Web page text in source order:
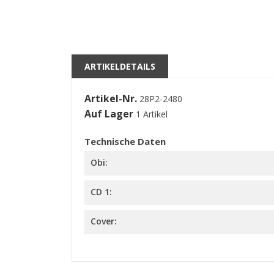
ARTIKELDETAILS
Artikel-Nr. 28P2-2480
Auf Lager 1 Artikel
Technische Daten
Obi:
CD 1:
Cover: